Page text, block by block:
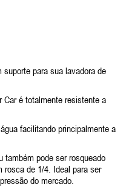
para sua lavadora de
Car é totalmente resistente a
facilitando principalmente a
também pode ser rosqueado
rosca de 1/4. Ideal para ser
do mercado.